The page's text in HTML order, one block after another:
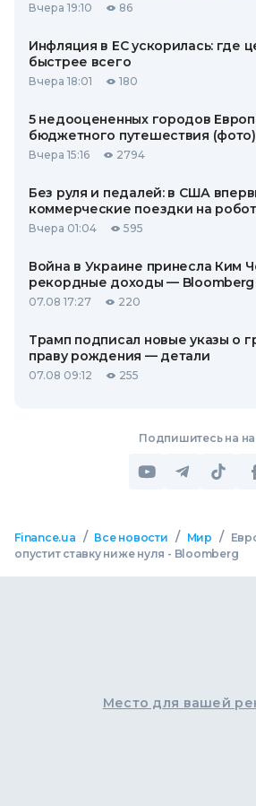
Вчера 19:10 86
Инфляция в ЕС ускорилась: где
быстрее всего
Вчера 18:01 180
5 недооцененных городов
бюджетного путешествия (фото)
Вчера 15:16 2794
Без руля и педалей: в США
коммерческие поездки на
Вчера 01:04 595
Война в Украине принесла Ким
рекордные доходы — Bloomberg
07.08 17:27 220
Трамп подписал новые указы о
праву рождения — детали
07.08 09:12 255
Подпишитесь на
Finance.ua / Все новости / Мир /
опустит ставку ниже нуля - Bloomberg
Место для вашей